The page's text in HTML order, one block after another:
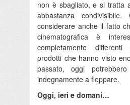
non è sbagliato, e si tratta
abbastanza
considerare anche il fatto
cinematografica è
completamente
prodotti che hanno visto
passato, oggi
indegnamente a floppare.
Oggi, ieri e domani…